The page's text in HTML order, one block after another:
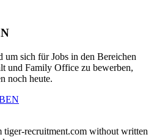
sich für Jobs in den Bereichen
und Family Office zu bewerben,
noch heute.
recruitment.com without written